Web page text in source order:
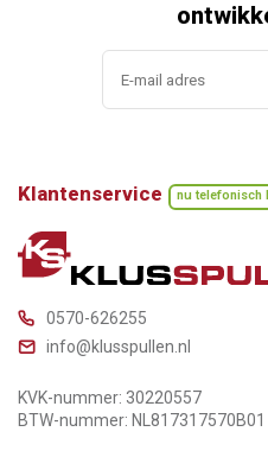
Klantenservice nu telefonisch
0570-626255
info@klusspullen.nl
KVK-nummer: 30220557
BTW-nummer: NL817317570B01